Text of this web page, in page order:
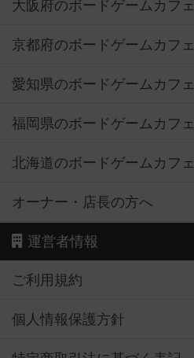
大阪府のボードゲームカフェ
京都府のボードゲームカフェ
愛知県のボードゲームカフェ
福岡県のボードゲームカフェ
北海道のボードゲームカフェ
オーナー・店長の方へ
運営者情報
ご利用規約
個人情報保護方針